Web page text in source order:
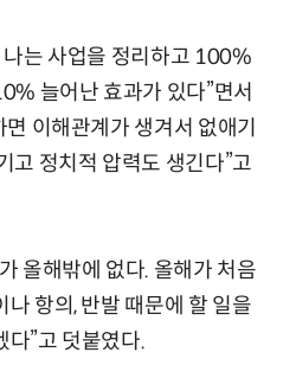
는 사업을 정리하고 100%
늘어난 효과가 있다”면서
이해관계가 생겨서 없애기
고 정치적 압력도 생긴다”고
올해밖에 없다. 올해가 처음
항의, 반발 때문에 할 일을
다”고 덧붙였다.